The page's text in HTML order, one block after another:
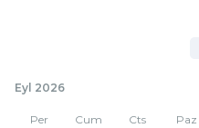
Eyl 2026
Per Cum Cts Paz